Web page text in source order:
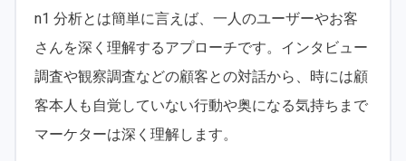
n1 分析とは簡単に言えば、一人のユーザーやお客
さんを深く理解するアプローチです。インタビュー
調査や観察調査などの顧客との対話から、時には顧
客本人も自覚していない行動や奥になる気持ちまで
マーケターは深く理解します。